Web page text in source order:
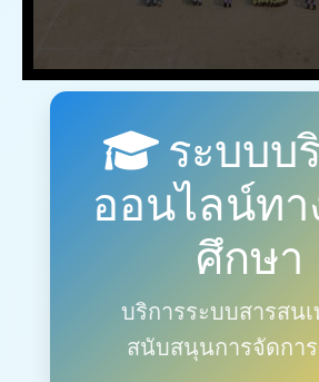
ระบบบ
ออนไลน์ทา
ศึกษา
บริการระบบสารสนเ
สนับสนุนการจัดกา